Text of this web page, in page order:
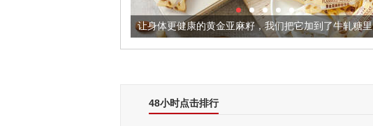
让身体更健康的黄金亚麻籽，我们把它加到了牛轧糖里
48小时点击排行